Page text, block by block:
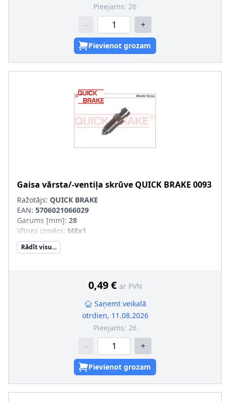
Pieejams: 26
- +
Pievienot grozam
Gaisa vārsta/-ventiļa skrūve QUICK BRAKE 0093
Ražotājs: QUICK BRAKE
EAN: 5706021066029
Garums [mm]: 28
Vītnes izmērs: M8x1
Uzgriežņu atslēgas izmērs
Vītnes veids:
Rādīt visu...
0,49 € ar PVN
Saņemt veikalā
otrdien, 11.08.2026
Pieejams: 26
- +
Pievienot grozam